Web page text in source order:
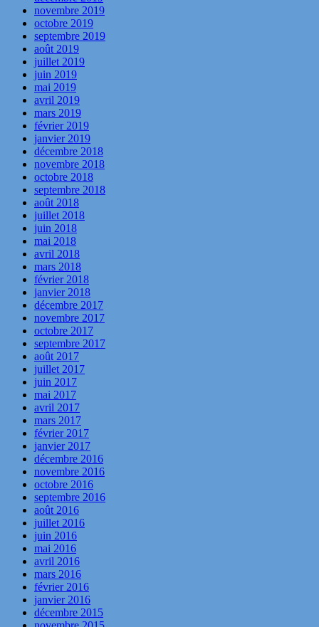
novembre 2019
octobre 2019
septembre 2019
août 2019
juillet 2019
juin 2019
mai 2019
avril 2019
mars 2019
février 2019
janvier 2019
décembre 2018
novembre 2018
octobre 2018
septembre 2018
août 2018
juillet 2018
juin 2018
mai 2018
avril 2018
mars 2018
février 2018
janvier 2018
décembre 2017
novembre 2017
octobre 2017
septembre 2017
août 2017
juillet 2017
juin 2017
mai 2017
avril 2017
mars 2017
février 2017
janvier 2017
décembre 2016
novembre 2016
octobre 2016
septembre 2016
août 2016
juillet 2016
juin 2016
mai 2016
avril 2016
mars 2016
février 2016
janvier 2016
décembre 2015